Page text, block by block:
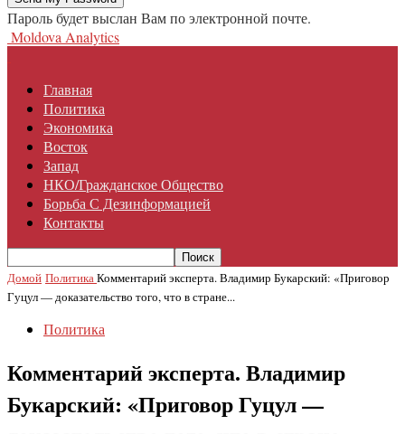
Пароль будет выслан Вам по электронной почте.
Moldova Analytics
Главная
Политика
Экономика
Восток
Запад
НКО/гражданское Общество
Борьба С Дезинформацией
Контакты
Домой ПолитикаКомментарий эксперта. Владимир Букарский: «Приговор
Гуцул — доказательство того, что в стране...
Политика
Комментарий эксперта. Владимир
Букарский: «Приговор Гуцул —